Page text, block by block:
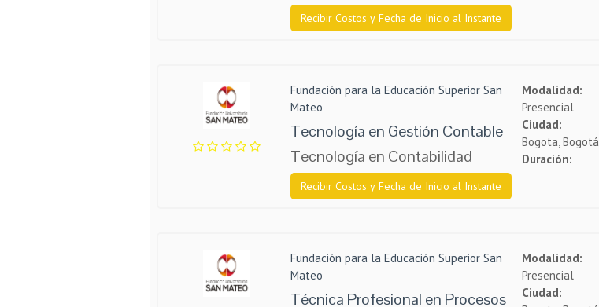
Recibir Costos y Fecha de Inicio al Instante
Fundación para la Educación Superior San
Mateo
Tecnología en Gestión Contable
Tecnología en Contabilidad
Recibir Costos y Fecha de Inicio al Instante
Modalidad:
Presencial
Ciudad:
Bogota, Bogotá
Duración:
Fundación para la Educación Superior San
Mateo
Técnica Profesional en Procesos
Modalidad:
Presencial
Ciudad: